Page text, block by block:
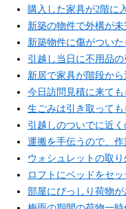
購入した家具が2階に
新築の物件で外構が
新築物件に傷がつい
引越し当日に不用品
新居で家具が階段か
今日訪問見積に来て
生ごみは引き取っても
引越しのついでに近
運搬を手伝うので、
ウォシュレットの取
ロフトにベッドをセ
部屋にびっしり荷物